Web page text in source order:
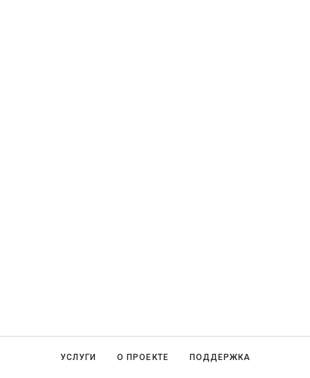
УСЛУГИ О ПРОЕКТЕ ПОДДЕРЖКА